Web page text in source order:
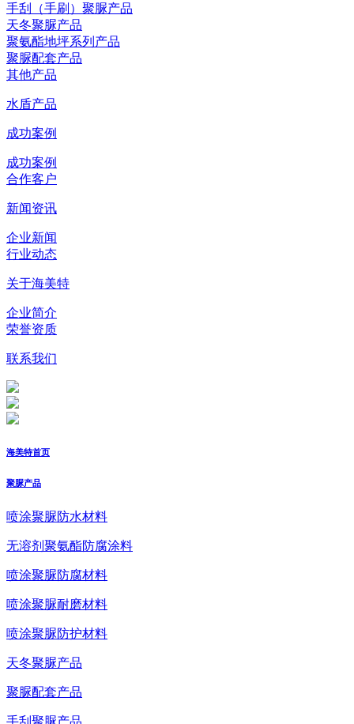
手刮（手刷）聚脲产品
天冬聚脲产品
聚氨酯地坪系列产品
聚脲配套产品
其他产品
水盾产品
成功案例
成功案例
合作客户
新闻资讯
企业新闻
行业动态
关于海美特
企业简介
荣誉资质
联系我们
海美特首页
聚脲产品
喷涂聚脲防水材料
无溶剂聚氨酯防腐涂料
喷涂聚脲防腐材料
喷涂聚脲耐磨材料
喷涂聚脲防护材料
天冬聚脲产品
聚脲配套产品
手刮聚脲产品